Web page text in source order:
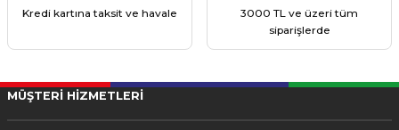
Kredi kartına taksit ve havale
3000 TL ve üzeri tüm
siparişlerde
MÜŞTERİ HİZMETLERİ